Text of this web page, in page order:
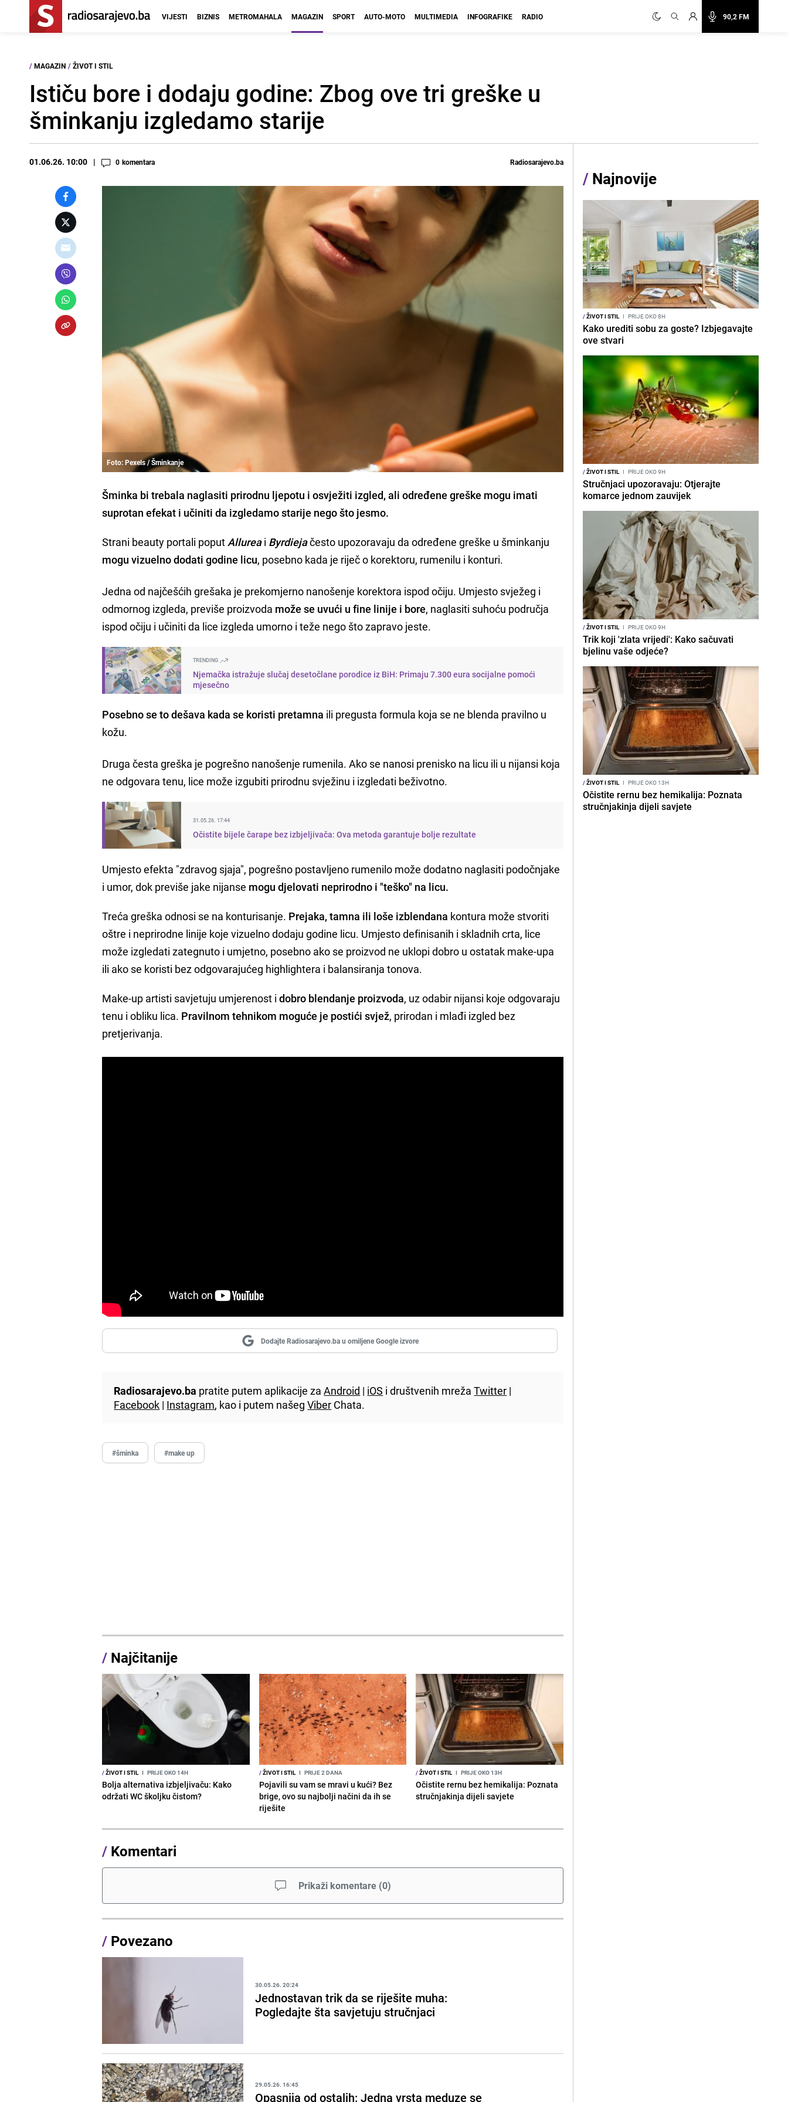
90,2 FM
VIJESTI BIZNIS METROMAHALA MAGAZIN SPORT AUTO-MOTO MULTIMEDIA INFOGRAFIKE RADIO
/ MAGAZIN / ŽIVOT I STIL
Ističu bore i dodaju godine: Zbog ove tri greške u
šminkanju izgledamo starije
01.06.26. 10:00 0 komentara Radiosarajevo.ba
Foto: Pexels / Šminkanje
Šminka bi trebala naglasiti prirodnu ljepotu i osvježiti izgled, ali određene greške mogu imati
suprotan efekat i učiniti da izgledamo starije nego što jesmo.
Strani beauty portali poput Allureai Byrdiejačesto upozoravaju da određene greške u šminkanju
mogu vizuelno dodati godine licu, posebno kada je riječ o korektoru, rumenilu i konturi.
Jedna od najčešćih grešaka je prekomjerno nanošenje korektora ispod očiju. Umjesto svježeg i
odmornog izgleda, previše proizvoda može se uvući u fine linije i bore, naglasiti suhoću područja
ispod očiju i učiniti da lice izgleda umorno i teže nego što zapravo jeste.
TRENDING
Njemačka istražuje slučaj desetočlane porodice iz BiH: Primaju 7.300 eura socijalne pomoći
mjesečno
Posebno se to dešava kada se koristi pretamna ili pregusta formula koja se ne blenda pravilno u
kožu.
Druga česta greška je pogrešno nanošenje rumenila. Ako se nanosi prenisko na licu ili u nijansi koja
ne odgovara tenu, lice može izgubiti prirodnu svježinu i izgledati beživotno.
31.05.26. 17:44
Očistite bijele čarape bez izbjeljivača: Ova metoda garantuje bolje rezultate
Umjesto efekta "zdravog sjaja", pogrešno postavljeno rumenilo može dodatno naglasiti podočnjake
i umor, dok previše jake nijanse mogu djelovati neprirodno i "teško" na licu.
Treća greška odnosi se na konturisanje. Prejaka, tamna ili loše izblendana kontura može stvoriti
oštre i neprirodne linije koje vizuelno dodaju godine licu. Umjesto definisanih i skladnih crta, lice
može izgledati zategnuto i umjetno, posebno ako se proizvod ne uklopi dobro u ostatak make-upa
ili ako se koristi bez odgovarajućeg highlightera i balansiranja tonova.
Make-up artisti savjetuju umjerenost idobro blendanje proizvoda, uz odabir nijansi koje odgovaraju
tenu i obliku lica. Pravilnom tehnikom moguće je postići svjež, prirodan i mlađi izgled bez
pretjerivanja.
Dodajte Radiosarajevo.ba u omiljene Google izvore
Radiosarajevo.ba pratite putem aplikacije zaAndroid | iOS i društvenih mrežaTwitter |
Facebook | Instagram, kao i putem našegViber Chata.
#šminka #make up
/ Najčitanije
/ŽIVOT I STIL I PRIJE OKO 14H
Bolja alternativa izbjeljivaču: Kako
održati WC školjku čistom?
/ŽIVOT I STIL I PRIJE 2 DANA
Pojavili su vam se mravi u kući? Bez
brige, ovo su najbolji načini da ih se
riješite
/ŽIVOT I STIL I PRIJE OKO 13H
Očistite rernu bez hemikalija: Poznata
stručnjakinja dijeli savjete
/ Komentari
Prikaži komentare (0)
/ Povezano
30.05.26. 20:24
Jednostavan trik da se riješite muha:
Pogledajte šta savjetuju stručnjaci
29.05.26. 16:45
Opasnija od ostalih: Jedna vrsta meduze se
/ Najnovije
/ŽIVOT I STIL I PRIJE OKO 8H
Kako urediti sobu za goste? Izbjegavajte
ove stvari
/ŽIVOT I STIL I PRIJE OKO 9H
Stručnjaci upozoravaju: Otjerajte
komarce jednom zauvijek
/ŽIVOT I STIL I PRIJE OKO 9H
Trik koji 'zlata vrijedi': Kako sačuvati
bjelinu vaše odjeće?
/ŽIVOT I STIL I PRIJE OKO 13H
Očistite rernu bez hemikalija: Poznata
stručnjakinja dijeli savjete